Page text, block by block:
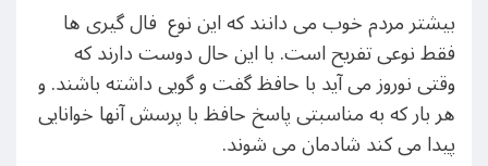
بیشتر مردم خوب می دانند که این نوع فال گیری ها
فقط نوعی تفریح است. با این حال دوست دارند که
وقتی نوروز می آید با حافظ گفت و گویی داشته باشند. و
هر بار که به مناسبتی پاسخ حافظ با پرسش آنها خوانایی
پیدا می کند شادمان می شوند.